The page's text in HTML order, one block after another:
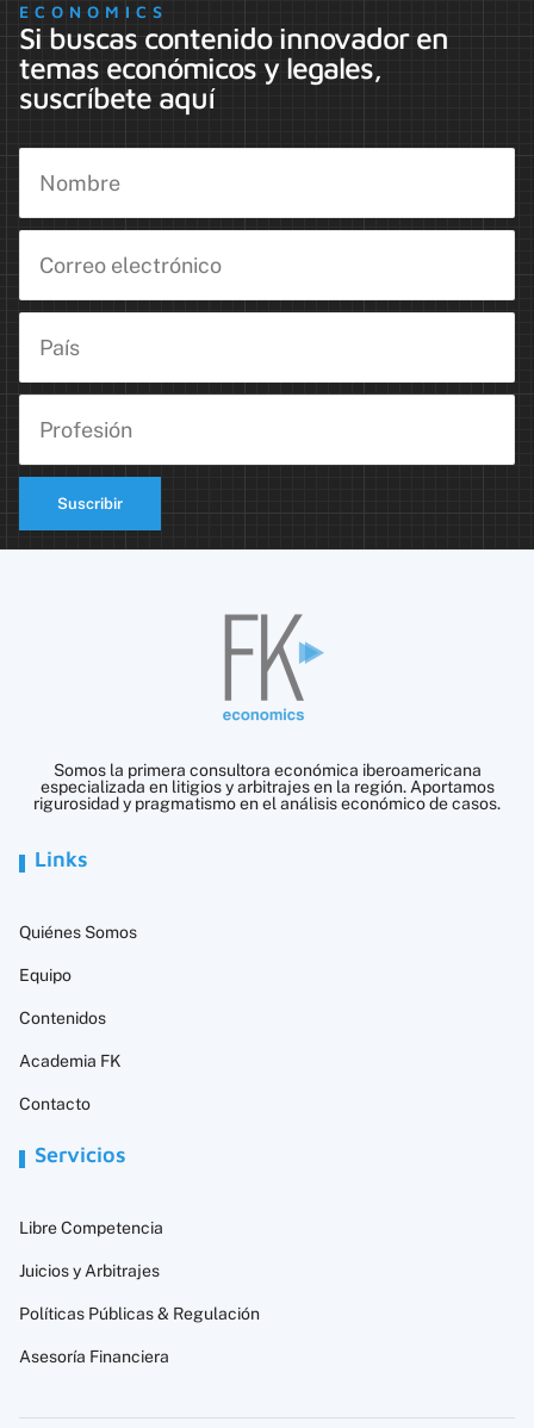
ECONOMICS
Si buscas contenido innovador en
temas económicos y legales,
suscríbete aquí
Suscribir
Somos la primera consultora económica iberoamericana
especializada en litigios y arbitrajes en la región. Aportamos
rigurosidad y pragmatismo en el análisis económico de casos.
Links
Quiénes Somos
Equipo
Contenidos
Academia FK
Contacto
Servicios
Libre Competencia
Juicios y Arbitrajes
Políticas Públicas & Regulación
Asesoría Financiera